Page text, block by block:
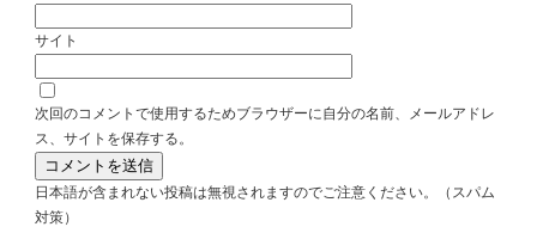
サイト
次回のコメントで使用するためブラウザーに自分の名前、メールアドレ
ス、サイトを保存する。
日本語が含まれない投稿は無視されますのでご注意ください。（スパム
対策）